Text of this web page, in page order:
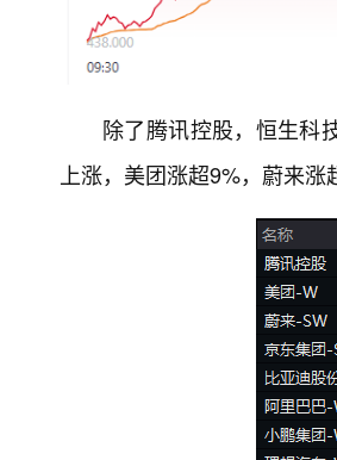
除了腾讯控股，恒生科
上涨，美团涨超9%，蔚来